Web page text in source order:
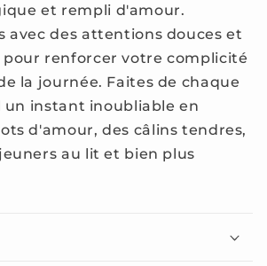
et rempli d'amour.
avec des attentions douces et
pour renforcer votre complicité
la journée. Faites de chaque
un instant inoubliable en
d'amour, des câlins tendres,
au lit et bien plus